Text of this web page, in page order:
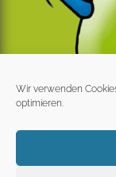
Wir verwenden
optimieren.